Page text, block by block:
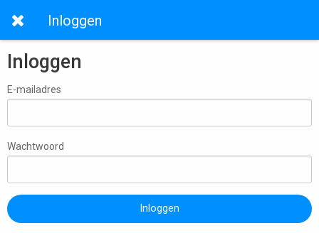
Inloggen
Inloggen
E-mailadres
Wachtwoord
Inloggen